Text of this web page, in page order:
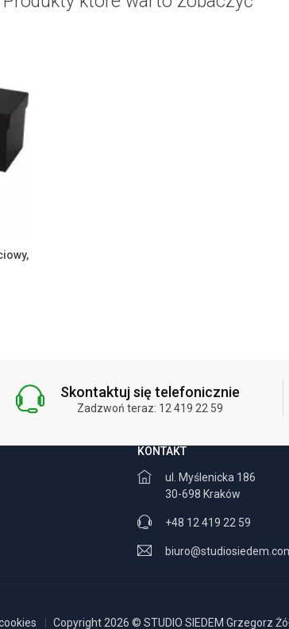
Skontaktuj się telefonicznie
Zadzwoń teraz: 12 419 22 59
KONTAKT
ul. Myślenicka 186
30-698 Kraków
+48 12 419 22 59
Copyright 2026 © STUDIO SIEDEM Grzegorz